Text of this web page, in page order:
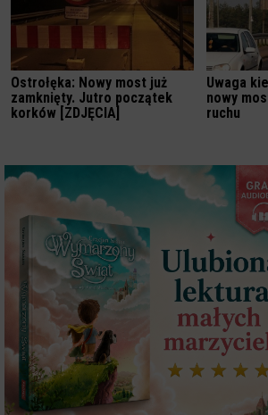
Ostrołęka: Nowy most już
zamknięty. Jutro początek
korków [ZDJĘCIA]
Uwaga
nowy
ruchu